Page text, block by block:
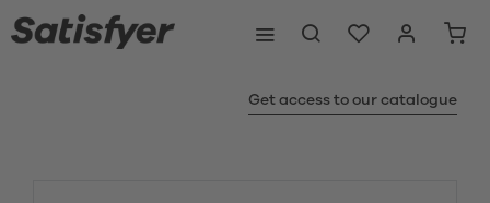
Get access to our catalogue